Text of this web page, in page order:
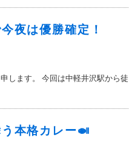
夜は優勝確定！
します。 今回は中軽井沢駅から徒
本格カレー🍛